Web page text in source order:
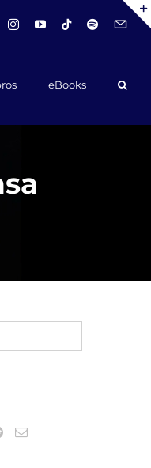
InstagramYouTubeTiktokSpotify
eBooks